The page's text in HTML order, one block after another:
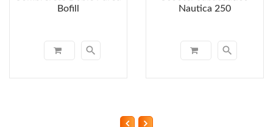
Bofill
search
Nautica 250
search